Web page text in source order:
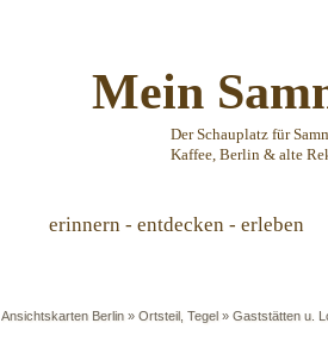
Mein
Der Schauplatz für
Kaffee, Berlin & alte
erinnern - entdecken - erleben
Ansichtskarten Berlin » Ortsteil, Tegel » Gaststätten u.